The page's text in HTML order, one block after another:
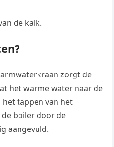
de kalk.
zorgt de
het warme water naar de
tappen van het
boiler door de
aangevuld.